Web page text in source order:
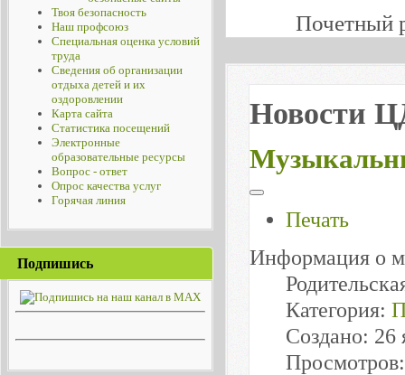
Твоя безопасность
Наш профсоюз
Специальная оценка условий
труда
Сведения об организации
отдыха детей и их
оздоровлении
Карта сайта
Статистика посещений
Электронные
образовательные ресурсы
Вопрос - ответ
Опрос качества услуг
Горячая линия
Подпишись
Почетный
Новости
Печать
Информация о
Категория:
Создано: 26